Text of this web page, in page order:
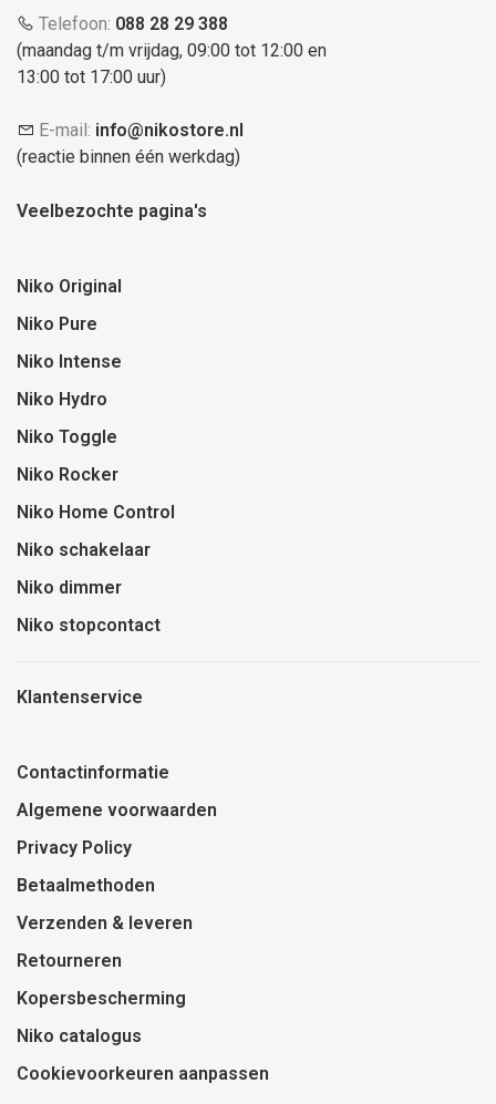
Telefoon: 088 28 29 388
(maandag t/m vrijdag, 09:00 tot 12:00 en
13:00 tot 17:00 uur)
E-mail: info@nikostore.nl
(reactie binnen één werkdag)
Veelbezochte pagina's
Niko Original
Niko Pure
Niko Intense
Niko Hydro
Niko Toggle
Niko Rocker
Niko Home Control
Niko schakelaar
Niko dimmer
Niko stopcontact
Klantenservice
Contactinformatie
Algemene voorwaarden
Privacy Policy
Betaalmethoden
Verzenden & leveren
Retourneren
Kopersbescherming
Niko catalogus
Cookievoorkeuren aanpassen